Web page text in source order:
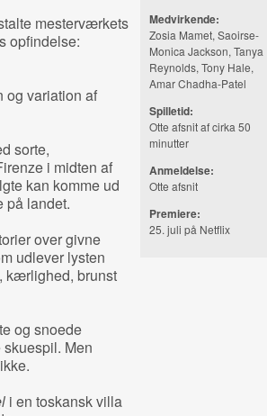
mesterværkets
opfindelse:
og variation af
sorte,
i midten af
kan komme ud
på landet.
over givne
udlever lysten
kærlighed, brunst
og snoede
Men
i en toskansk villa
Medvirkende:
Zosia Mamet, Saoirse-
Monica Jackson, Tanya
Reynolds, Tony Hale,
Amar Chadha-Patel
Spilletid:
Otte afsnit af cirka 50
minutter
Anmeldelse:
Otte afsnit
Premiere:
25. juli på Netflix